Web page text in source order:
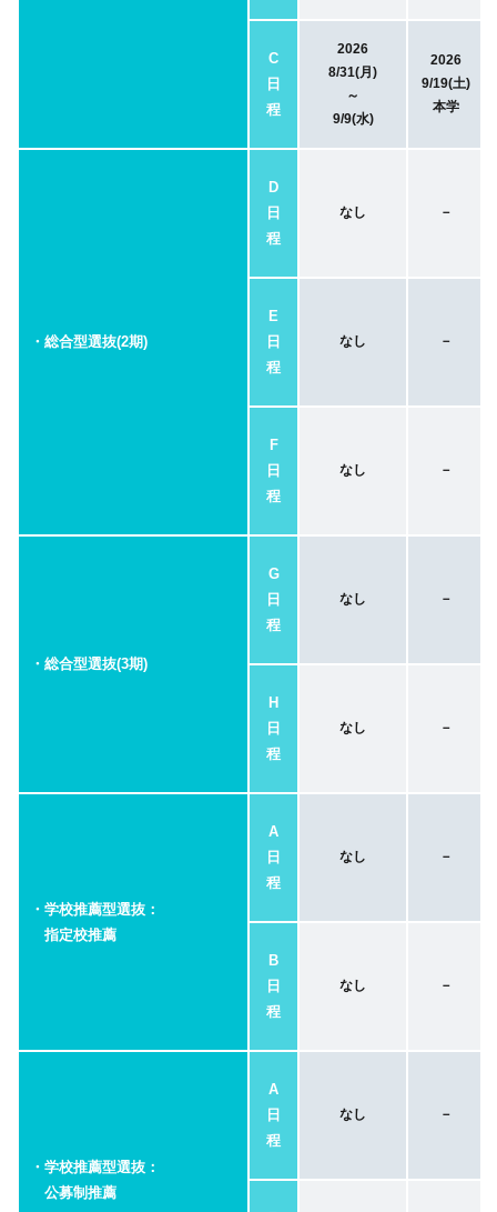
C
日
程
2026
8/31(月)
～
9/9(水)
2026
9/19(土)
本学
・総合型選抜(2期)
D
日
程
なし －
E
日
程
なし －
F
日
程
なし －
・総合型選抜(3期)
G
日
程
なし －
H
日
程
なし －
・学校推薦型選抜：
指定校推薦
A
日
程
なし －
B
日
程
なし －
・学校推薦型選抜：
公募制推薦
A
日
程
なし －